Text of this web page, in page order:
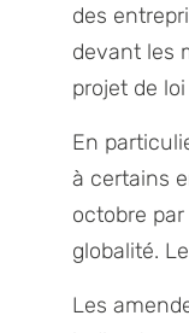
des
devant les
projet de
En
à certains
octobre
globalité.
Les